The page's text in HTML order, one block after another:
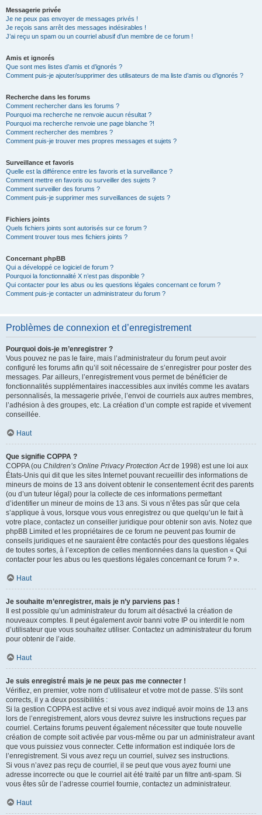
Messagerie privée
Je ne peux pas envoyer de messages privés !
Je reçois sans arrêt des messages indésirables !
J’ai reçu un spam ou un courriel abusif d’un membre de ce forum !
Amis et ignorés
Que sont mes listes d’amis et d’ignorés ?
Comment puis-je ajouter/supprimer des utilisateurs de ma liste d’amis ou d’ignorés ?
Recherche dans les forums
Comment rechercher dans les forums ?
Pourquoi ma recherche ne renvoie aucun résultat ?
Pourquoi ma recherche renvoie une page blanche ?!
Comment rechercher des membres ?
Comment puis-je trouver mes propres messages et sujets ?
Surveillance et favoris
Quelle est la différence entre les favoris et la surveillance ?
Comment mettre en favoris ou surveiller des sujets ?
Comment surveiller des forums ?
Comment puis-je supprimer mes surveillances de sujets ?
Fichiers joints
Quels fichiers joints sont autorisés sur ce forum ?
Comment trouver tous mes fichiers joints ?
Concernant phpBB
Qui a développé ce logiciel de forum ?
Pourquoi la fonctionnalité X n’est pas disponible ?
Qui contacter pour les abus ou les questions légales concernant ce forum ?
Comment puis-je contacter un administrateur du forum ?
Problèmes de connexion et d’enregistrement
Pourquoi dois-je m’enregistrer ?
Vous pouvez ne pas le faire, mais l’administrateur du forum peut avoir
configuré les forums afin qu’il soit nécessaire de s’enregistrer pour poster des
messages. Par ailleurs, l’enregistrement vous permet de bénéficier de
fonctionnalités supplémentaires inaccessibles aux invités comme les avatars
personnalisés, la messagerie privée, l’envoi de courriels aux autres membres,
l’adhésion à des groupes, etc. La création d’un compte est rapide et vivement
conseillée.
Haut
Que signifie COPPA ?
COPPA (ou Children’s Online Privacy Protection Actde 1998) est une loi aux
États-Unis qui dit que les sites Internet pouvant recueillir des informations de
mineurs de moins de 13 ans doivent obtenir le consentement écrit des parents
(ou d’un tuteur légal) pour la collecte de ces informations permettant
d’identifier un mineur de moins de 13 ans. Si vous n’êtes pas sûr que cela
s’applique à vous, lorsque vous vous enregistrez ou que quelqu’un le fait à
votre place, contactez un conseiller juridique pour obtenir son avis. Notez que
phpBB Limited et les propriétaires de ce forum ne peuvent pas fournir de
conseils juridiques et ne sauraient être contactés pour des questions légales
de toutes sortes, à l’exception de celles mentionnées dans la question « Qui
contacter pour les abus ou les questions légales concernant ce forum ? ».
Haut
Je souhaite m’enregistrer, mais je n’y parviens pas !
Il est possible qu’un administrateur du forum ait désactivé la création de
nouveaux comptes. Il peut également avoir banni votre IP ou interdit le nom
d’utilisateur que vous souhaitez utiliser. Contactez un administrateur du forum
pour obtenir de l’aide.
Haut
Je suis enregistré mais je ne peux pas me connecter !
Vérifiez, en premier, votre nom d’utilisateur et votre mot de passe. S’ils sont
corrects, il y a deux possibilités :
Si la gestion COPPA est active et si vous avez indiqué avoir moins de 13 ans
lors de l’enregistrement, alors vous devrez suivre les instructions reçues par
courriel. Certains forums peuvent également nécessiter que toute nouvelle
création de compte soit activée par vous-même ou par un administrateur avant
que vous puissiez vous connecter. Cette information est indiquée lors de
l’enregistrement. Si vous avez reçu un courriel, suivez ses instructions.
Si vous n’avez pas reçu de courriel, il se peut que vous ayez fourni une
adresse incorrecte ou que le courriel ait été traité par un filtre anti-spam. Si
vous êtes sûr de l’adresse courriel fournie, contactez un administrateur.
Haut